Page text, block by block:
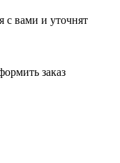
с вами и уточнят
заказ